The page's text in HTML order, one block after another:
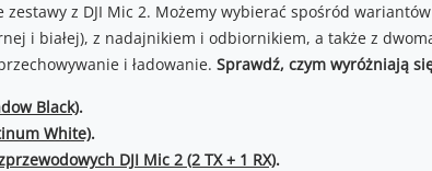
z DJI Mic 2. Możemy wybierać spośród
i białej), z nadajnikiem i odbiornikiem, a także z
i ładowanie. Sprawdź, czym wyróżniają
Black).
White).
DJI Mic 2 (2 TX + 1 RX).